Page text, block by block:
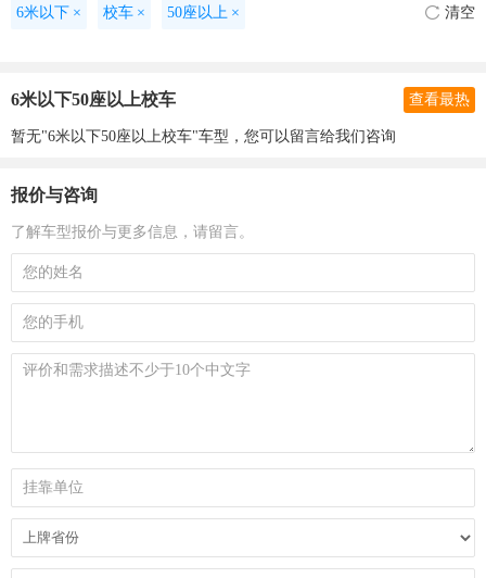
6米以下 × 校车 × 50座以上 × 清空
6米以下50座以上校车 查看最热
暂无"6米以下50座以上校车"车型，您可以留言给我们咨询
报价与咨询
了解车型报价与更多信息，请留言。